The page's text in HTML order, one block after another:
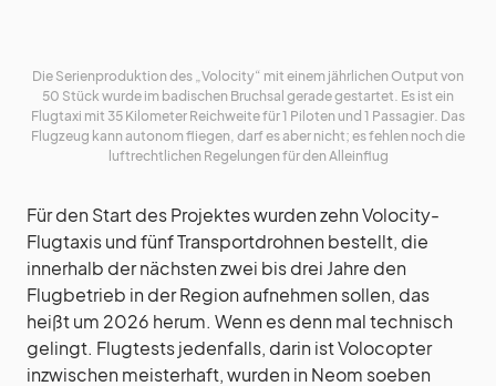
Die Serienproduktion des „Volocity“ mit einem jährlichen Output von
50 Stück wurde im badischen Bruchsal gerade gestartet. Es ist ein
Flugtaxi mit 35 Kilometer Reichweite für 1 Piloten und 1 Passagier. Das
Flugzeug kann autonom fliegen, darf es aber nicht; es fehlen noch die
luftrechtlichen Regelungen für den Alleinflug
Für den Start des Projektes wurden zehn Volocity-
Flugtaxis und fünf Transportdrohnen bestellt, die
innerhalb der nächsten zwei bis drei Jahre den
Flugbetrieb in der Region aufnehmen sollen, das
heißt um 2026 herum. Wenn es denn mal technisch
gelingt. Flugtests jedenfalls, darin ist Volocopter
inzwischen meisterhaft, wurden in Neom soeben